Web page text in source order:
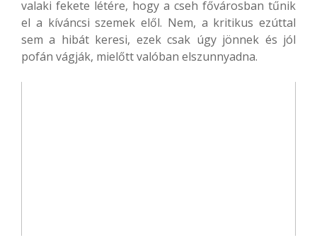
valaki fekete létére, hogy a cseh fővárosban tűnik
el a kíváncsi szemek elől. Nem, a kritikus ezúttal
sem a hibát keresi, ezek csak úgy jönnek és jól
pofán vágják, mielőtt valóban elszunnyadna.